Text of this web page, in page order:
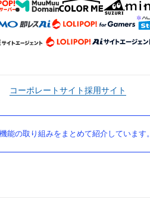
コーポレートサイト採用サイト
の取り組みをまとめて紹介しています。